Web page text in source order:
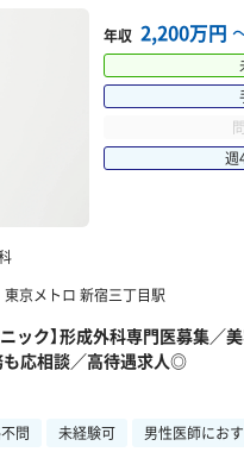
年収 2,200万円
週
東京メトロ 新宿三丁目駅
ック】形成外科専門医募集／
も応相談／高待遇求人◎
問 未経験可 男性医師にお